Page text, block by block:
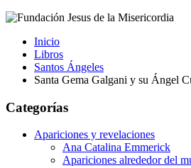
Inicio
Libros
Santos Ángeles
Santa Gema Galgani y su Ángel
Categorías
Apariciones y revelaciones
Ana Catalina Emmerick
Apariciones alrededor del